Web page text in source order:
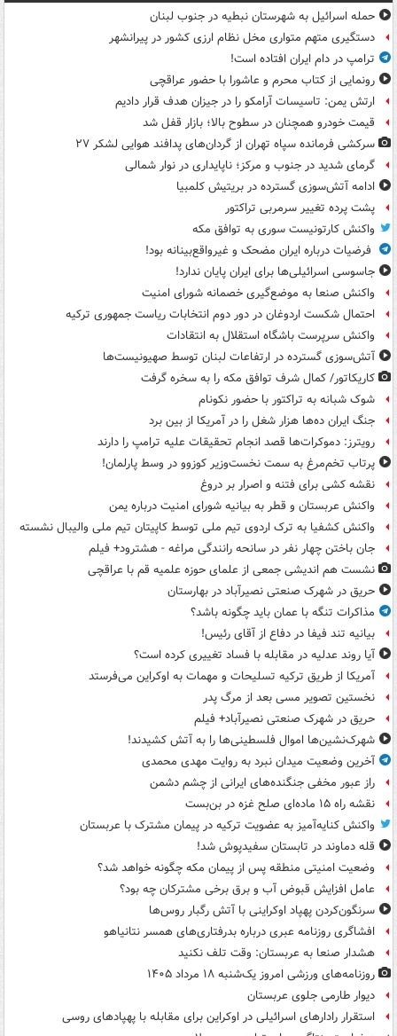
حمله اسرائیل به شهرستان نبطیه در جنوب لبنان
دستگیری متهم متواری مخل نظام ارزی کشور در پیرانشهر
ترامپ در دام ایران افتاده است!
رونمایی از کتاب محرم و عاشورا با حضور عراقچی
ارتش یمن: تاسیسات آرامکو را در جیزان هدف قرار دادیم
قیمت خودرو همچنان در سطوح بالا؛ بازار قفل شد
سرکشی فرمانده سپاه تهران از گردان‌های پدافند هوایی لشکر ۲۷
گرمای شدید در جنوب و مرکز؛ ناپایداری در نوار شمالی
ادامه آتش‌سوزی گسترده در بریتیش کلمبیا
پشت پرده تغییر سرمربی تراکتور
واکنش کارتونیست سوری به توافق مکه
فرضیات درباره ایران مضحک و غیرواقع‌بینانه بود!
جاسوسی اسرائیلی‌ها برای ایران پایان ندارد!
واکنش صنعا به موضع‌گیری خصمانه شورای امنیت
احتمال شکست اردوغان در دور دوم انتخابات ریاست جمهوری ترکیه
واکنش سرپرست باشگاه استقلال به انتقادات
آتش‌سوزی گسترده در ارتفاعات لبنان توسط صهیونیست‌ها
کاریکاتور/ کمال شرف توافق مکه را به سخره گرفت
شوک شبانه به تراکتور با حضور نکونام
جنگ ایران ده‌ها هزار شغل را در آمریکا از بین برد
رویترز: دموکرات‌ها قصد انجام تحقیقات علیه ترامپ را دارند
پرتاب تخم‌مرغ به سمت نخست‌وزیر کوزوو در وسط پارلمان!
نقشه کشی برای فتنه و اصرار بر دروغ
واکنش عربستان و قطر به بیانیه شورای امنیت درباره یمن
واکنش کشفیا به ترک اردوی تیم ملی توسط کاپیتان تیم ملی والیبال نشسته
جان باختن چهار نفر در سانحه رانندگی مراغه - هشترود+ فیلم
نشست هم اندیشی جمعی از علمای حوزه علمیه قم با عراقچی
حریق در شهرک صنعتی نصیرآباد در بهارستان
مذاکرات تنگه با عمان باید چگونه باشد؟
بیانیه تند فیفا در دفاع از آقای رئیس!
آیا روند عدلیه در مقابله با فساد تغییری کرده است؟
آمریکا از طریق ترکیه تسلیحات و مهمات به اوکراین می‌فرستد
نخستین تصویر مسی بعد از مرگ پدر
حریق در شهرک صنعتی نصیرآباد+ فیلم
شهرک‌نشین‌ها اموال فلسطینی‌ها را به آتش کشیدند!
آخرین وضعیت میدان نبرد به روایت مهدی محمدی
راز عبور مخفی جنگنده‌های ایرانی از چشم دشمن
نقشه راه ۱۵ ماده‌ای صلح غزه در بن‌بست
واکنش کنایه‌آمیز به عضویت ترکیه در پیمان مشترک با عربستان
قله دماوند در تابستان سفیدپوش شد!
وضعیت امنیتی منطقه پس از پیمان مکه چگونه خواهد شد؟
عامل افزایش قبوض آب و برق برخی مشترکان چه بود؟
سرنگون‌کردن پهپاد اوکراینی با آتش رگبار روس‌ها
افشاگری روزنامه عبری درباره بدرفتاری‌های همسر نتانیاهو
هشدار صنعا به عربستان: وقت تلف نکنید
روزنامه‌های ورزشی امروز یک‌شنبه ۱۸ مرداد ۱۴۰۵
دیوار طارمی جلوی عربستان
استقرار رادارهای اسرائیلی در اوکراین برای مقابله با پهپادهای روسی